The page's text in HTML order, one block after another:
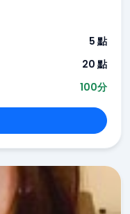
5 點
20 點
100分